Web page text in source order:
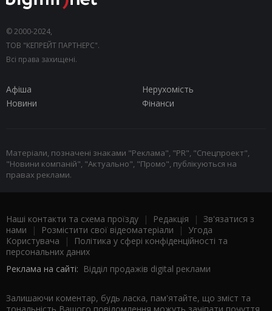
© 2000-2024,
ТОВ "КЕПРЕЙТ ПАРТНЕРС".
Всі права захищені.
Афіша
Нерухомість
Новини
Фінанси
Матеріали, позначені знаками "Реклама", "PR", "Спецпроект",
"Новини компаній", "Актуально", "Промо", публікуються на
правах реклами.
Наші контакти та схема проїзду | Редакція | Зв'язатися з
нами | Розмістити свої відеоматеріали | Угода
Користувача |
Політика у сфері конфіденційності та
персональних даних
Реклама на сайті: Відділ продажів digital реклами
Залишаючи коментар, будь ласка, пам'ятайте, що зміст та